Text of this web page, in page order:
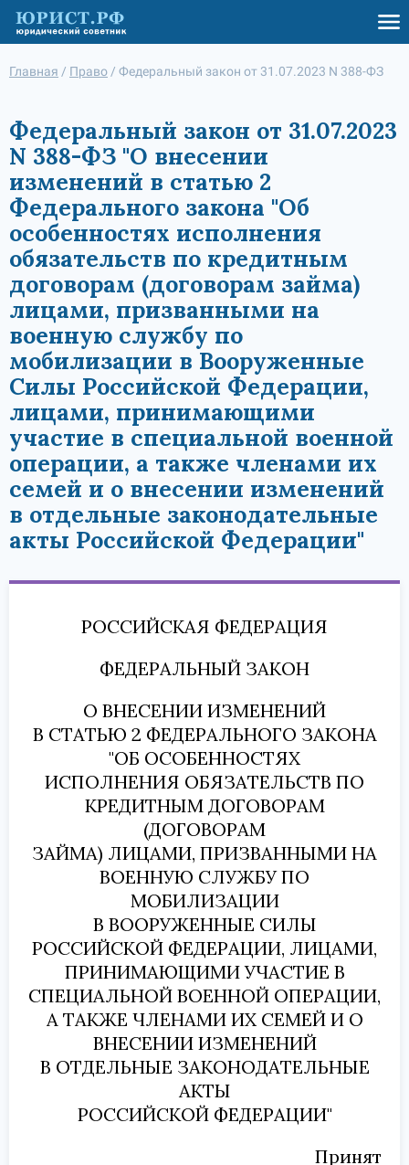
Главная / Право / Федеральный закон от 31.07.2023 N 388-ФЗ
Федеральный закон от 31.07.2023
N 388-ФЗ "О внесении
изменений в статью 2
Федерального закона "Об
особенностях исполнения
обязательств по кредитным
договорам (договорам займа)
лицами, призванными на
военную службу по
мобилизации в Вооруженные
Силы Российской Федерации,
лицами, принимающими
участие в специальной военной
операции, а также членами их
семей и о внесении изменений
в отдельные законодательные
акты Российской Федерации"
РОССИЙСКАЯ ФЕДЕРАЦИЯ
ФЕДЕРАЛЬНЫЙ ЗАКОН
О ВНЕСЕНИИ ИЗМЕНЕНИЙ
В СТАТЬЮ 2 ФЕДЕРАЛЬНОГО ЗАКОНА
"ОБ ОСОБЕННОСТЯХ
ИСПОЛНЕНИЯ ОБЯЗАТЕЛЬСТВ ПО
КРЕДИТНЫМ ДОГОВОРАМ
(ДОГОВОРАМ
ЗАЙМА) ЛИЦАМИ, ПРИЗВАННЫМИ НА
ВОЕННУЮ СЛУЖБУ ПО
МОБИЛИЗАЦИИ
В ВООРУЖЕННЫЕ СИЛЫ
РОССИЙСКОЙ ФЕДЕРАЦИИ, ЛИЦАМИ,
ПРИНИМАЮЩИМИ УЧАСТИЕ В
СПЕЦИАЛЬНОЙ ВОЕННОЙ ОПЕРАЦИИ,
А ТАКЖЕ ЧЛЕНАМИ ИХ СЕМЕЙ И О
ВНЕСЕНИИ ИЗМЕНЕНИЙ
В ОТДЕЛЬНЫЕ ЗАКОНОДАТЕЛЬНЫЕ
АКТЫ
РОССИЙСКОЙ ФЕДЕРАЦИИ"
Принят